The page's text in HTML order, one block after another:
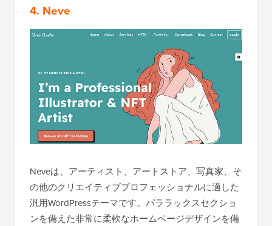
4. Neve
Neveは、アーティスト、アートストア、写真家、そ
の他のクリエイティブプロフェッショナルに適した
汎用WordPressテーマです。パララックスセクショ
ンを備えた非常に柔軟なホームページデザインを備